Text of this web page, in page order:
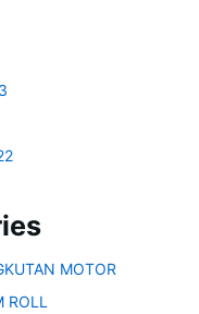
MOTOR
ROLL